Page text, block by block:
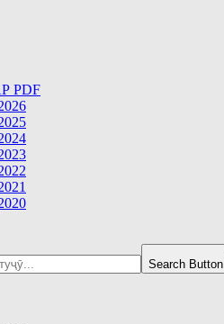
PDF
Search Button